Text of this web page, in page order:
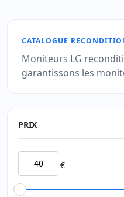
CATALOGUE
Moniteurs LG
garantissons les
PRIX
€